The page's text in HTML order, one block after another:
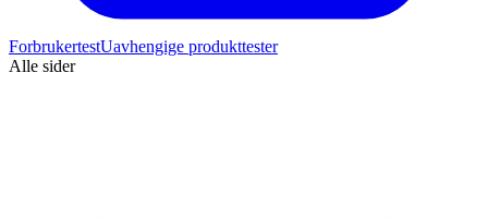
ForbrukertestUavhengige produkttester
Alle sider